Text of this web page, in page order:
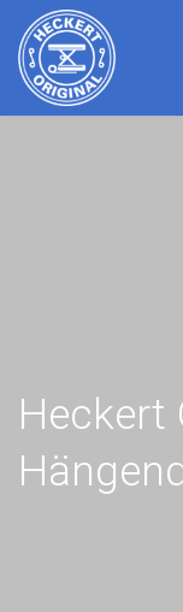
Heckert